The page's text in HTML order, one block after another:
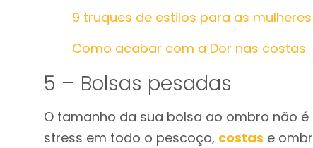
9 truques de estilos para as
Como acabar com a Dor nas costas
5 – Bolsas pesadas
O tamanho da sua bolsa ao ombro não
stress em todo o pescoço, costas e